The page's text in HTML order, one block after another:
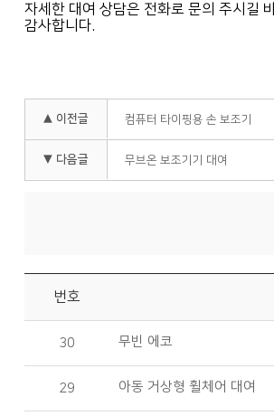
자세한 대여 상담은 전화로 문의 주시
감사합니다.
▲ 이전글 컴퓨터 타이핑용 손 보조기
▼ 다음글 무브온 보조기기 대여
번호
30 무빈 에코
29 아동 거상형 휠체어 대여